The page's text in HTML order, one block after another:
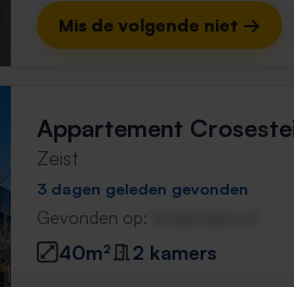
Mis de volgende niet →
Appartement
Zeist
3 dagen geleden gevonden
Gevonden op:
40m² 2 kamers